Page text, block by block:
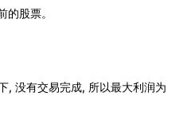
股票。
, 没有交易完成, 所以最大利润为